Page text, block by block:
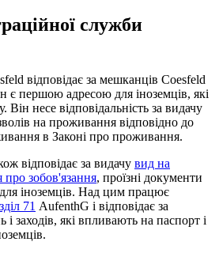
служби
відповідає за мешканців Coesfeld
є першою адресою для іноземців, які
Він несе відповідальність за видачу
на проживання відповідно до
в Законі про проживання.
відповідає за видачу вид на
про зобов'язання, проїзні документи
іноземців. Над цим працює
71 AufenthG і відповідає за
і заходів, які впливають на паспорт і